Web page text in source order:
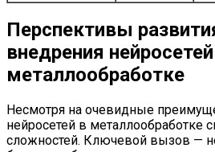
Перспективы
внедрения
металлообработке
Несмотря на очевидные
нейросетей в металлообработке
сложностей. Ключевой вызов —